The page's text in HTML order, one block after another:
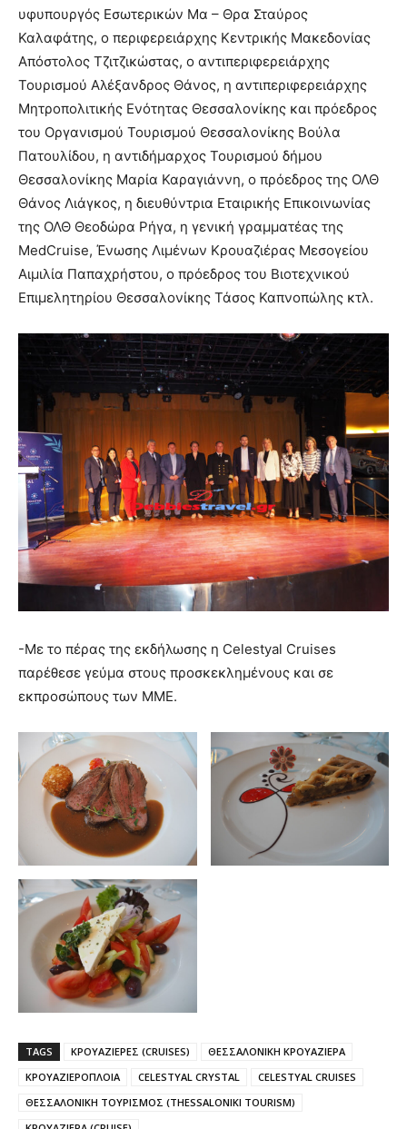
υφυπουργός Εσωτερικών Μα – Θρα Σταύρος
Καλαφάτης, ο περιφερειάρχης Κεντρικής Μακεδονίας
Απόστολος Τζιτζικώστας, ο αντιπεριφερειάρχης
Τουρισμού Αλέξανδρος Θάνος, η αντιπεριφερειάρχης
Μητροπολιτικής Ενότητας Θεσσαλονίκης και πρόεδρος
του Οργανισμού Τουρισμού Θεσσαλονίκης Βούλα
Πατουλίδου, η αντιδήμαρχος Τουρισμού δήμου
Θεσσαλονίκης Μαρία Καραγιάννη, ο πρόεδρος της ΟΛΘ
Θάνος Λιάγκος, η διευθύντρια Εταιρικής Επικοινωνίας
της ΟΛΘ Θεοδώρα Ρήγα, η γενική γραμματέας της
MedCruise, Ένωσης Λιμένων Κρουαζιέρας Μεσογείου
Αιμιλία Παπαχρήστου, ο πρόεδρος του Βιοτεχνικού
Επιμελητηρίου Θεσσαλονίκης Τάσος Καπνοπώλης κτλ.
-Με το πέρας της εκδήλωσης η Celestyal Cruises
παρέθεσε γεύμα στους προσκεκλημένους και σε
εκπροσώπους των ΜΜΕ.
TAGS ΚΡΟΥΑΖΙΕΡΕΣ (CRUISES)
ΘΕΣΣΑΛΟΝΙΚΗ ΚΡΟΥΑΖΙΕΡΑ
ΚΡΟΥΑΖΙΕΡΟΠΛΟΙΑ
CELESTYAL CRYSTAL
CELESTYAL CRUISES
ΘΕΣΣΑΛΟΝΙΚΗ ΤΟΥΡΙΣΜΟΣ (THESSALONIKI TOURISM)